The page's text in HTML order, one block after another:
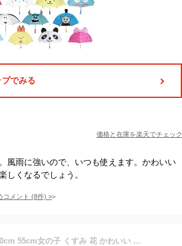
でみる
価格と在庫を楽天でチェック
風雨に強いので、いつも使えます。かわいい
しくなるでしょう。
コメント (8件) >
傘 キッズ 子供用 子供 子ども45cm 50cm 55cm女の子 くすみ 花 かわいい おしゃれ 長傘 かさ カサレイングッズ グラスファイバー 丈夫 透明窓 雪雨具 手開き 安全 入園 入学準備 雨傘 幼稚園 保育園 小学生Petit Angelina プチアンジェリーナ